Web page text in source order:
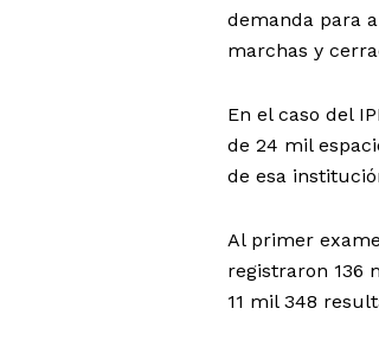
demanda para
marchas y
En el caso del
de 24 mil
de esa
Al primer
registraron 136
11 mil 348